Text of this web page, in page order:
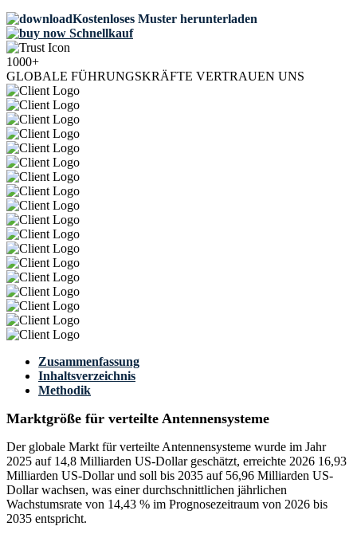
Kostenloses Muster herunterladen
Schnellkauf
1000+
GLOBALE FÜHRUNGSKRÄFTE VERTRAUEN UNS
Zusammenfassung
Inhaltsverzeichnis
Methodik
Marktgröße für verteilte Antennensysteme
Der globale Markt für verteilte Antennensysteme wurde im Jahr
2025 auf 14,8 Milliarden US-Dollar geschätzt, erreichte 2026 16,93
Milliarden US-Dollar und soll bis 2035 auf 56,96 Milliarden US-
Dollar wachsen, was einer durchschnittlichen jährlichen
Wachstumsrate von 14,43 % im Prognosezeitraum von 2026 bis
2035 entspricht.